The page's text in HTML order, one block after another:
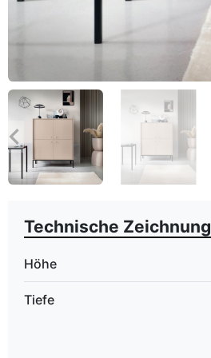
Zurück
Technische Zeichnung
Höhe
Tiefe